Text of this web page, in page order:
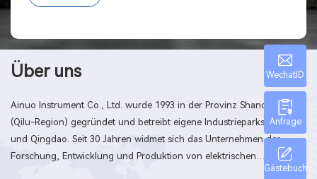
Über uns
Ainuo Instrument Co., Ltd. wurde 1993 in der Provinz Shandong
(Qilu-Region) gegründet und betreibt eigene Industrieparks in Jinan
und Qingdao. Seit 30 Jahren widmet sich das Unternehmen der
Forschung, Entwicklung und Produktion von elektrischen
WechatID
Anfrage
Gästebuch